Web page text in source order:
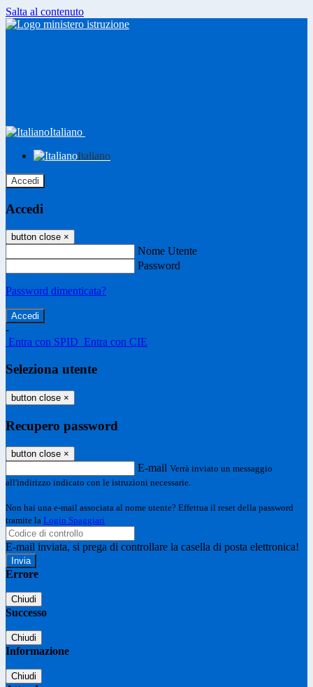
Salta al contenuto
Italiano
Italiano
Accedi
Accedi
button close ×
Nome Utente
Password
Password dimenticata?
-
Entra con SPID Entra con CIE
Seleziona utente
button close ×
Recupero password
button close ×
E-mail Verrà inviato un messaggio
all'indirizzo indicato con le istruzioni necessarie.
Non hai una e-mail associata al nome utente? Effettua il reset della password
tramite la Login Spaggiari
E-mail inviata, si prega di controllare la casella di posta elettronica!
Errore
Chiudi
Successo
Chiudi
Informazione
Chiudi